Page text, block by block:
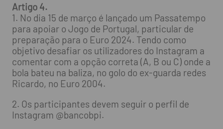
Artigo 4.
1. No dia 15 de março é lançado um Passatempo
para apoiar o Jogo de Portugal, particular de
preparação para o Euro 2024. Tendo como
objetivo desafiar os utilizadores do Instagram a
comentar com a opção correta (A, B ou C) onde a
bola bateu na baliza, no golo do ex-guarda redes
Ricardo, no Euro 2004.
2. Os participantes devem seguir o perfil de
Instagram @bancobpi.